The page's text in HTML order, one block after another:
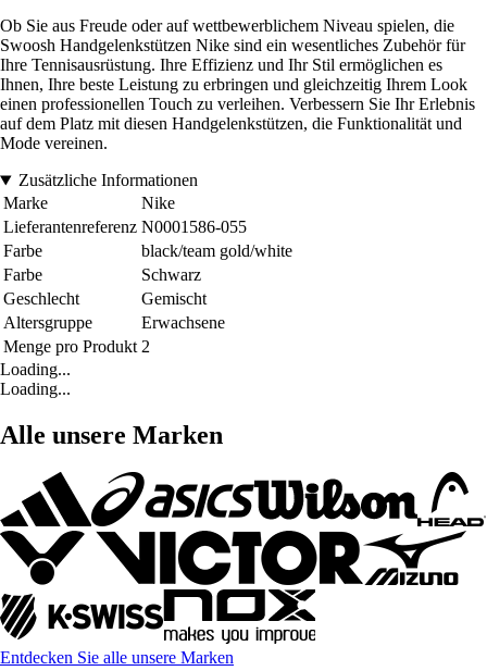
Ob Sie aus Freude oder auf wettbewerblichem Niveau spielen, die
Swoosh Handgelenkstützen Nike sind ein wesentliches Zubehör für
Ihre Tennisausrüstung. Ihre Effizienz und Ihr Stil ermöglichen es
Ihnen, Ihre beste Leistung zu erbringen und gleichzeitig Ihrem Look
einen professionellen Touch zu verleihen. Verbessern Sie Ihr Erlebnis
auf dem Platz mit diesen Handgelenkstützen, die Funktionalität und
Mode vereinen.
Zusätzliche Informationen
Marke
Nike
Lieferantenreferenz N0001586-055
Farbe
black/team gold/white
Farbe
Schwarz
Geschlecht
Gemischt
Altersgruppe
Erwachsene
Menge pro Produkt 2
Loading...
Loading...
Alle unsere Marken
Entdecken Sie alle unsere Marken